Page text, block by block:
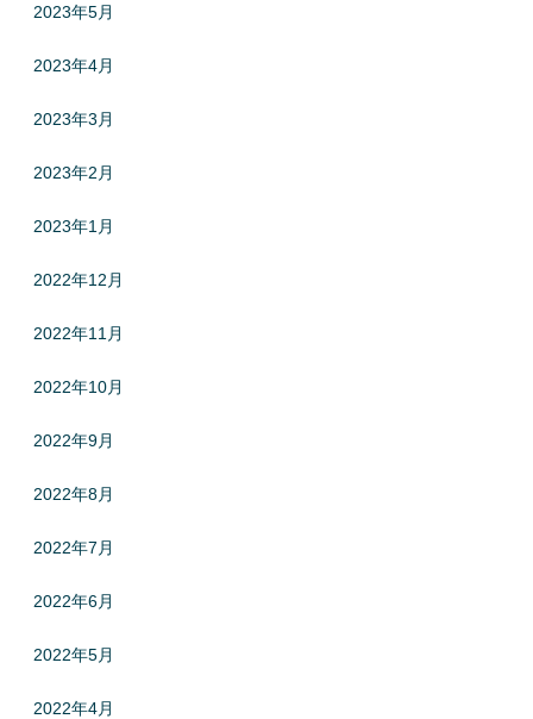
2023年5月
2023年4月
2023年3月
2023年2月
2023年1月
2022年12月
2022年11月
2022年10月
2022年9月
2022年8月
2022年7月
2022年6月
2022年5月
2022年4月